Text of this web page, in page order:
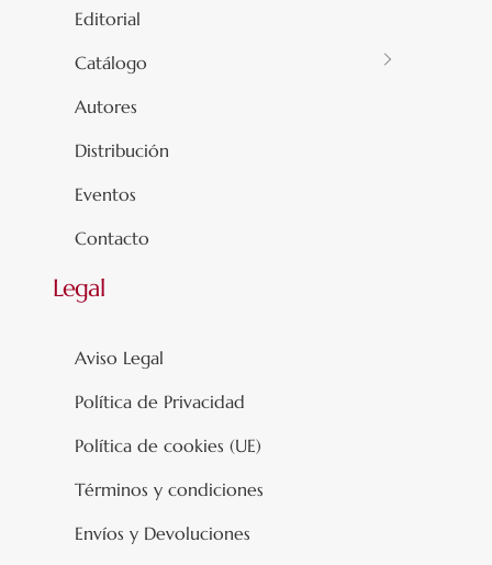
Editorial
Catálogo
Autores
Distribución
Eventos
Contacto
Legal
Aviso Legal
Política de Privacidad
Política de cookies (UE)
Términos y condiciones
Envíos y Devoluciones